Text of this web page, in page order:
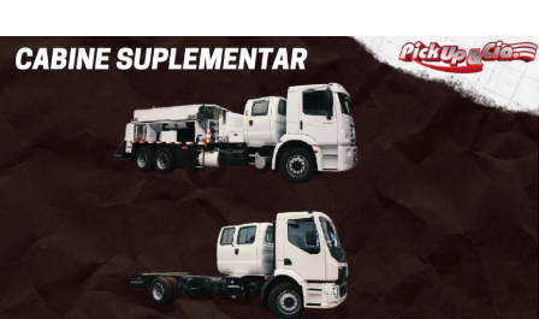
Cabine
suplementar
completa